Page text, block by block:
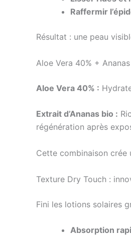
Raffermir
Résultat : une peau
Aloe Vera 40% +
Aloe Vera 40% :
Extrait d’Ananas bio :
régénération après
Cette combinaison crée
Texture Dry Touch :
Fini les lotions solaires
Absorption